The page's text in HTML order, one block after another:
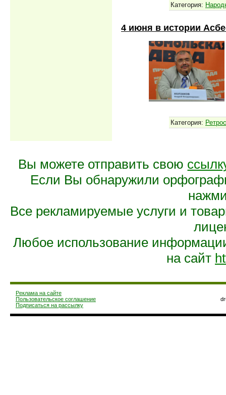
Категория:
4 июня в истории
Категория:
Вы можете отправить свою
Если Вы обнаружили
Все рекламируемые услуги и
Любое использование
на сайт
Реклама на сайте
Пользовательское соглашение
Подписаться на рассылку